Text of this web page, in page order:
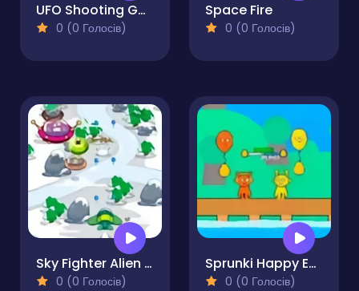
UFO Shooting Game
0 (0 Голосів)
Space Fire
0 (0 Голосів)
Sky Fighter Alien Invader
0 (0 Голосів)
Sprunki Happy Easter 2Player
0 (0 Голосів)